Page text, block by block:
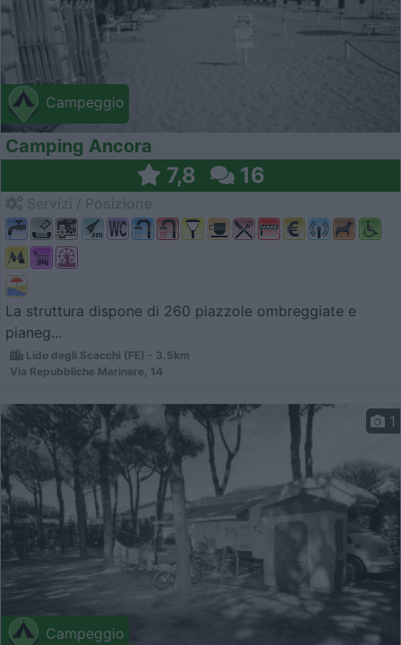
Campeggio
Camping Ancora
7,8 16
La struttura dispone di 260 piazzole ombreggiate e
pianeg...
Lido degli Scacchi (FE) - 3.5km
Via Repubbliche Marinare, 14
Campeggio
1